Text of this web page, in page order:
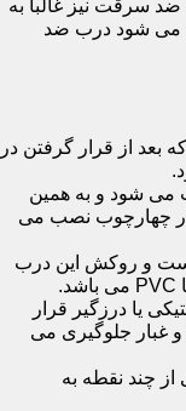
سرقت نیز غالبا به
می شود درب ضد
از قرار گرفتن در
می شود و به همین
در چهارچوب نصب می
و روکش این درب
یا درزگیر قرار
غبار جلوگیری می
چند نقطه به